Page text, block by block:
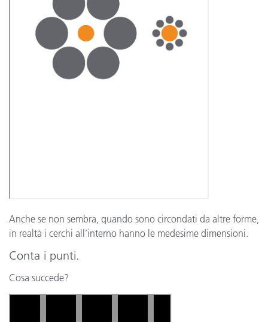
Anche se non sembra, quando sono circondati da altre forme,
in realtà i cerchi all’interno hanno le medesime dimensioni.
Conta i punti.
Cosa succede?